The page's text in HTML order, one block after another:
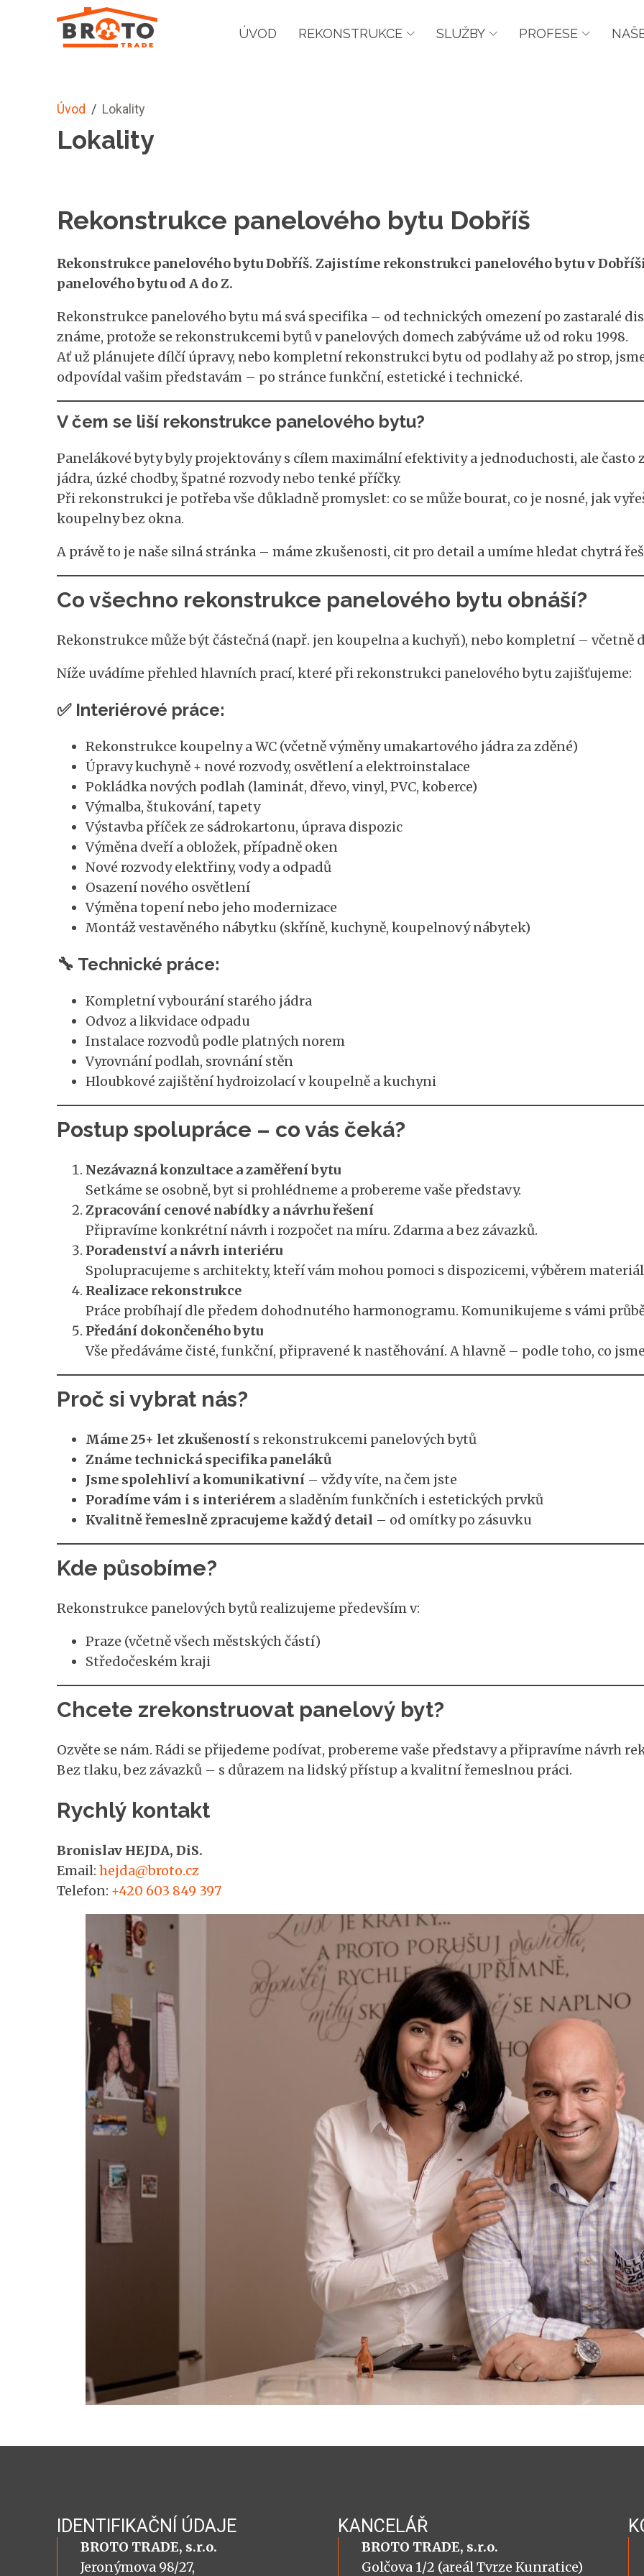
ÚVOD REKONSTRUKCE SLUŽBY PROFESE
Úvod / Lokality
Lokality
Rekonstrukce panelového bytu Dobříš
Rekonstrukce panelového bytu Dobříš. Zajistíme rekonstrukci panelového bytu v
panelového bytu od A do Z.
Rekonstrukce panelového bytu má svá specifika – od technických omezení po zastaralé
známe, protože se rekonstrukcemi bytů v panelových domech zabýváme už od roku 1998.
Ať už plánujete dílčí úpravy, nebo kompletní rekonstrukci bytu od podlahy až po strop,
odpovídal vašim představám – po stránce funkční, estetické i technické.
V čem se liší rekonstrukce panelového bytu?
Panelákové byty byly projektovány s cílem maximální efektivity a jednoduchosti, ale často
jádra, úzké chodby, špatné rozvody nebo tenké příčky.
Při rekonstrukci je potřeba vše důkladně promyslet: co se může bourat, co je nosné, jak
koupelny bez okna.
A právě to je naše silná stránka – máme zkušenosti, cit pro detail a umíme hledat chytrá
Co všechno rekonstrukce panelového bytu obnáší?
Rekonstrukce může být částečná (např. jen koupelna a kuchyň), nebo kompletní – včetně
Níže uvádíme přehled hlavních prací, které při rekonstrukci panelového bytu zajišťujeme:
✅ Interiérové práce:
Rekonstrukce koupelny a WC (včetně výměny umakartového jádra za zděné)
Úpravy kuchyně + nové rozvody, osvětlení a elektroinstalace
Pokládka nových podlah (laminát, dřevo, vinyl, PVC, koberce)
Výmalba, štukování, tapety
Výstavba příček ze sádrokartonu, úprava dispozic
Výměna dveří a obložek, případně oken
Nové rozvody elektřiny, vody a odpadů
Osazení nového osvětlení
Výměna topení nebo jeho modernizace
Montáž vestavěného nábytku (skříně, kuchyně, koupelnový nábytek)
🔧 Technické práce:
Kompletní vybourání starého jádra
Odvoz a likvidace odpadu
Instalace rozvodů podle platných norem
Vyrovnání podlah, srovnání stěn
Hloubkové zajištění hydroizolací v koupelně a kuchyni
Postup spolupráce – co vás čeká?
Nezávazná konzultace a zaměření bytu
Setkáme se osobně, byt si prohlédneme a probereme vaše představy.
Zpracování cenové nabídky a návrhu řešení
Připravíme konkrétní návrh i rozpočet na míru. Zdarma a bez závazků.
Poradenství a návrh interiéru
Spolupracujeme s architekty, kteří vám mohou pomoci s dispozicemi, výběrem
Realizace rekonstrukce
Práce probíhají dle předem dohodnutého harmonogramu. Komunikujeme s vámi
Předání dokončeného bytu
Vše předáváme čisté, funkční, připravené k nastěhování. A hlavně – podle toho, co
Proč si vybrat nás?
Máme 25+ let zkušenostís rekonstrukcemi panelových bytů
Známe technická specifika paneláků
Jsme spolehliví a komunikativní– vždy víte, na čem jste
Poradíme vám i s interiérem a sladěním funkčních i estetických prvků
Kvalitně řemeslně zpracujeme každý detail – od omítky po zásuvku
Kde působíme?
Rekonstrukce panelových bytů realizujeme především v:
Praze (včetně všech městských částí)
Středočeském kraji
Chcete zrekonstruovat panelový byt?
Ozvěte se nám. Rádi se přijedeme podívat, probereme vaše představy a připravíme návrh
Bez tlaku, bez závazků – s důrazem na lidský přístup a kvalitní řemeslnou práci.
Rychlý kontakt
Bronislav HEJDA, DiS.
Email: hejda@broto.cz
Telefon: +420 603 849 397
IDENTIFIKAČNÍ ÚDAJE
BROTO TRADE, s.r.o.
Jeronýmova 98/27,
KANCELÁŘ
BROTO TRADE, s.r.o.
Golčova 1/2 (areál Tvrze Kunratice)